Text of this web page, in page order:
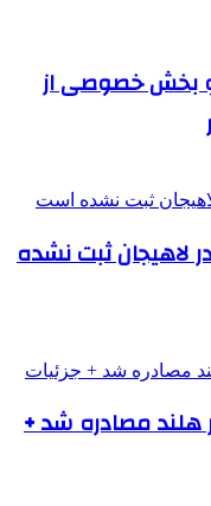
بخش خصوصی از
لاهیجان ثبت نشده
هلند مصادره شد +